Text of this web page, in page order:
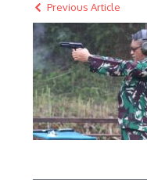
Previous Article